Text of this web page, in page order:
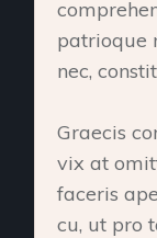
patrioque
nec,
Graecis
vix at
faceris
cu, ut pro